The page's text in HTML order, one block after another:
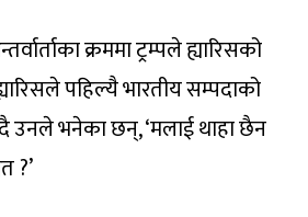
क्रममा ट्रम्पले ह्यारिसको
पहिल्यै भारतीय सम्पदाको
उनले भनेका छन्, ‘मलाई थाहा छैन
?’